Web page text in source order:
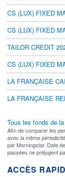
TAILOR CREDIT
Tous les fonds de
Afin de comparer les
avec la même
par Morningstar. Date
passées ne préjugent
ACCÈS